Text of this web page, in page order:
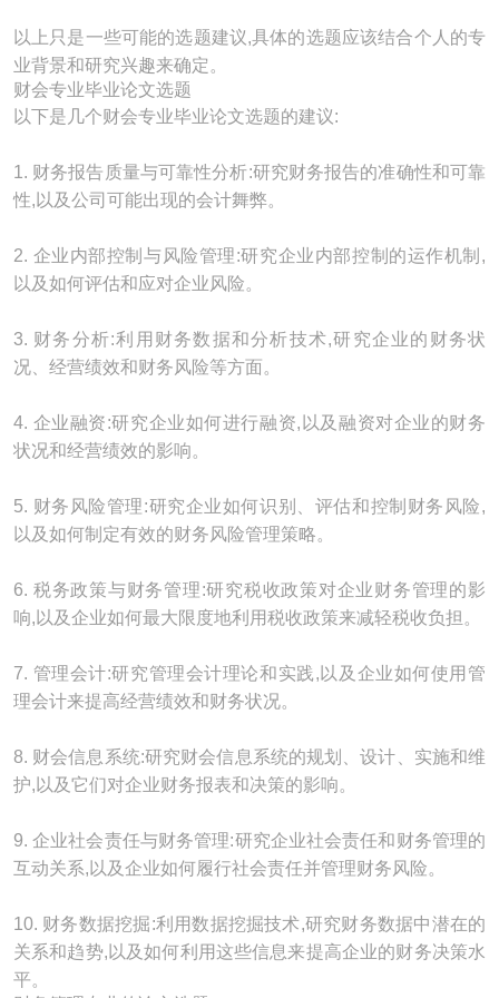
以上只是一些可能的选题建议,具体的选题应该结合个人的专
业背景和研究兴趣来确定。
财会专业毕业论文选题
以下是几个财会专业毕业论文选题的建议:
1. 财务报告质量与可靠性分析:研究财务报告的准确性和可靠
性,以及公司可能出现的会计舞弊。
2. 企业内部控制与风险管理:研究企业内部控制的运作机制,
以及如何评估和应对企业风险。
3. 财务分析:利用财务数据和分析技术,研究企业的财务状
况、经营绩效和财务风险等方面。
4. 企业融资:研究企业如何进行融资,以及融资对企业的财务
状况和经营绩效的影响。
5. 财务风险管理:研究企业如何识别、评估和控制财务风险,
以及如何制定有效的财务风险管理策略。
6. 税务政策与财务管理:研究税收政策对企业财务管理的影
响,以及企业如何最大限度地利用税收政策来减轻税收负担。
7. 管理会计:研究管理会计理论和实践,以及企业如何使用管
理会计来提高经营绩效和财务状况。
8. 财会信息系统:研究财会信息系统的规划、设计、实施和维
护,以及它们对企业财务报表和决策的影响。
9. 企业社会责任与财务管理:研究企业社会责任和财务管理的
互动关系,以及企业如何履行社会责任并管理财务风险。
10. 财务数据挖掘:利用数据挖掘技术,研究财务数据中潜在的
关系和趋势,以及如何利用这些信息来提高企业的财务决策水
平。